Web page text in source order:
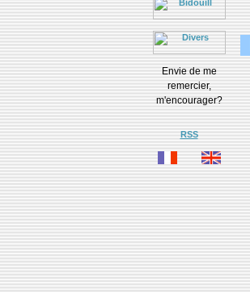
Envie de me
remercier,
m'encourager?
RSS